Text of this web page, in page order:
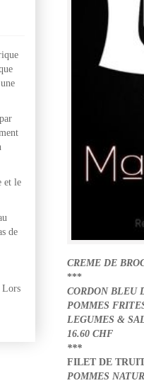
et le
de
Lors
CREME DE
***
CORDON BLEU
POMMES
LEGUMES &
16.60 CHF
***
FILET DE
POMMES